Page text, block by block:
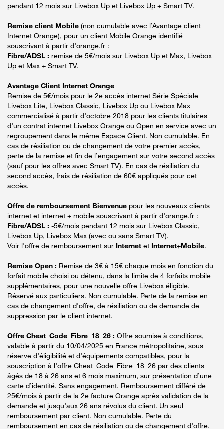
pendant 12 mois sur Livebox Up et Livebox Up + Smart TV.
Remise client Mobile (non cumulable avec l’Avantage client
Internet Orange), pour un client Mobile Orange identifié
souscrivant à partir d’orange.fr :
Fibre/ADSL : remise de 5€/mois sur Livebox Up et Max, Livebox
Up et Max + Smart TV.
Avantage Client Internet Orange
Remise de 5€/mois pour le 2e accès internet Série Spéciale
Livebox Lite, Livebox Classic, Livebox Up ou Livebox Max
commercialisé à partir d’octobre 2018 pour les clients titulaires
d’un contrat internet Livebox Orange ou Open en service avec un
regroupement dans le même Espace Client. Non cumulable. En
cas de résiliation ou de changement de votre premier accès,
perte de la remise et fin de l’engagement sur votre second accès
(sauf pour les offres avec Smart TV). En cas de résiliation du
second accès, frais de résiliation de 60€ appliqués pour cet
accès.
Offre de remboursement Bienvenue pour les nouveaux clients
internet et internet + mobile souscrivant à partir d’orange.fr :
Fibre/ADSL : -5€/mois pendant 12 mois sur Livebox Classic,
Livebox Up, Livebox Max (avec ou sans Smart TV).
Voir l'offre de remboursement sur Internet et Internet+Mobile.
Remise Open : Remise de 3€ à 15€ chaque mois en fonction du
forfait mobile choisi ou détenu, dans la limite de 4 forfaits mobile
supplémentaires, pour une nouvelle offre Livebox éligible.
Réservé aux particuliers. Non cumulable. Perte de la remise en
cas de changement d'offre, de résiliation ou de demande de
suppression par le client internet.
Offre Cheat_Code_Fibre_18_26 : Offre soumise à conditions,
valable à partir du 10/04/2025 en France métropolitaine, sous
réserve d’éligibilité et d’équipements compatibles, pour la
souscription à l’offre Cheat_Code_Fibre_18_26 par des clients
âgés de 18 à 26 ans et 6 mois maximum, sur présentation d’une
carte d’identité. Sans engagement. Remboursement différé de
25€/mois à partir de la 2e facture Orange après validation de la
demande et jusqu’aux 26 ans révolus du client. Un seul
remboursement par client. Non cumulable. Perte du
remboursement en cas de résiliation ou de changement d’offre.